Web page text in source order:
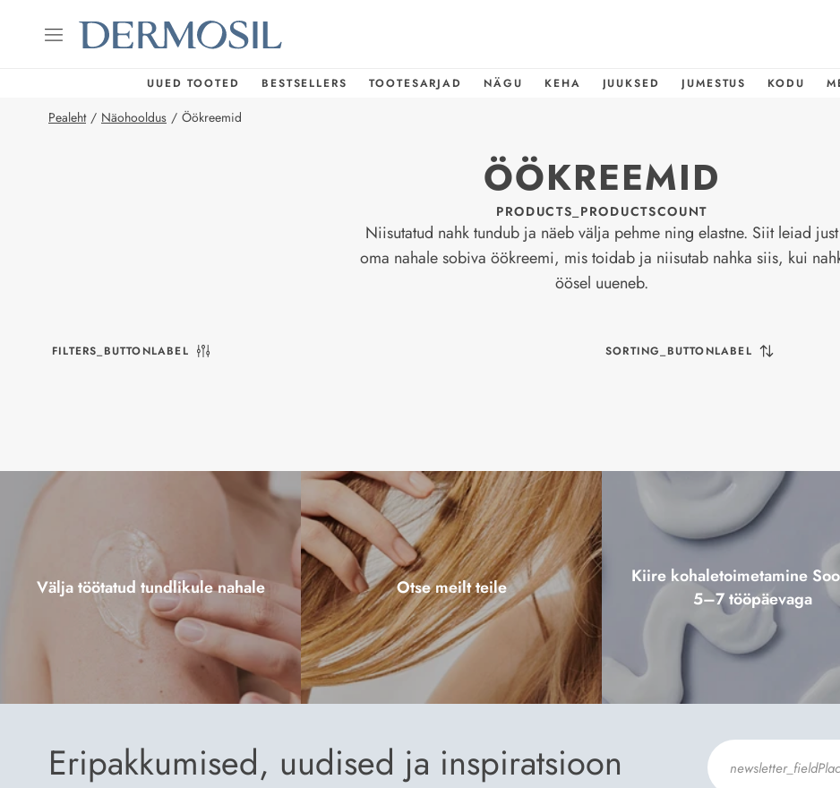
UUED TOOTED BESTSELLERS TOOTESARJAD NÄGU KEHA JUUKSED JUMESTUS KODU
Pealeht / Näohooldus / Öökreemid
ÖÖKREEMID
PRODUCTS_PRODUCTSCOUNT
Niisutatud nahk tundub ja näeb välja pehme ning elastne. Siit leiad just
oma nahale sobiva öökreemi, mis toidab ja niisutab nahka siis, kui
öösel uueneb.
FILTERS_BUTTONLABEL SORTING_BUTTONLABEL
Välja töötatud tundlikule nahale Otse meilt teile
Kiire kohaletoimetamine
5–7 tööpäevaga
Eripakkumised, uudised ja inspiratsioon